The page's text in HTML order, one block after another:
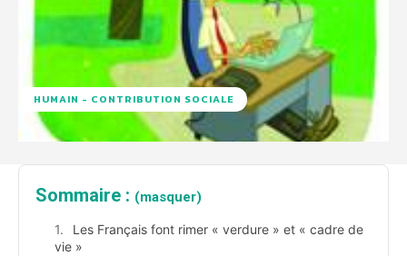
HUMAIN - CONTRIBUTION SOCIALE
Sommaire : (masquer)
Les Français font rimer « verdure » et « cadre de
vie »